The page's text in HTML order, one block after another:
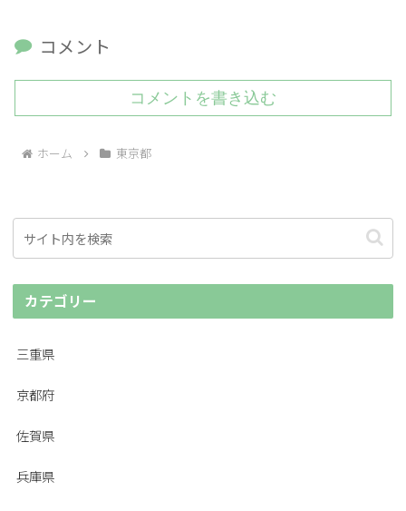
コメント
コメントを書き込む
ホーム 東京都
カテゴリー
三重県
京都府
佐賀県
兵庫県